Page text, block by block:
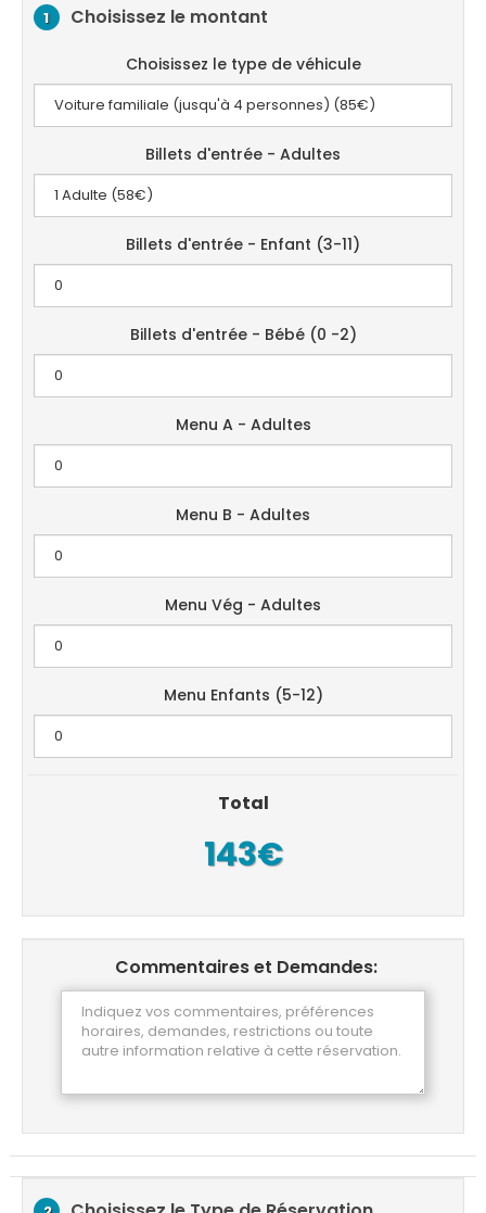
1 Choisissez le montant
Choisissez le type de véhicule
Billets d'entrée - Adultes
Billets d'entrée - Enfant (3-11)
Billets d'entrée - Bébé (0 -2)
Menu A - Adultes
Menu B - Adultes
Menu Vég - Adultes
Menu Enfants (5-12)
Total
143€
Commentaires et Demandes: